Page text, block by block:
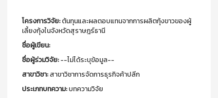
โครงการวิจัย:ต้นทุนและผลตอบแทนจากการผลิตกุ้งขาวของผู้
เลี้ยงกุ้งในจังหวัดสุราษฎร์ธานี
ชื่อผู้เขียน:
ชื่อผู้ร่วมวิจัย:--ไม่ได้ระบุข้อมูล--
สาขาวิชา:สาขาวิชาการจัดการธุรกิจค้าปลีก
ประเภทบทความ:บทความวิจัย